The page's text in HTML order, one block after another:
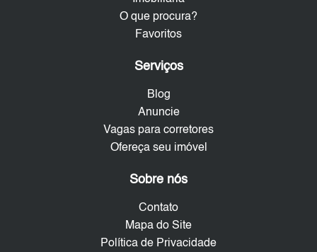
O que procura?
Favoritos
Serviços
Blog
Anuncie
Vagas para corretores
Ofereça seu imóvel
Sobre nós
Contato
Mapa do Site
Política de Privacidade